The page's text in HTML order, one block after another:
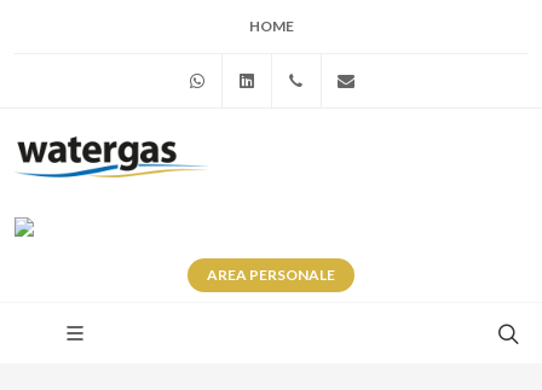
HOME
WhatsAppLinkedin+39 345 281 0246
AREA PERSONALE